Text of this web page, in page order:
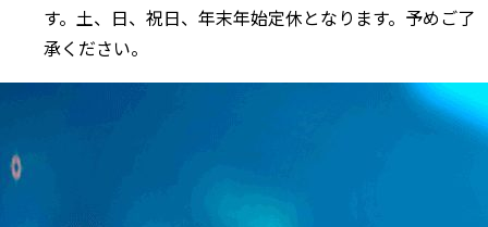
す。土、日、祝日、年末年始定休となります。予めご了
承ください。